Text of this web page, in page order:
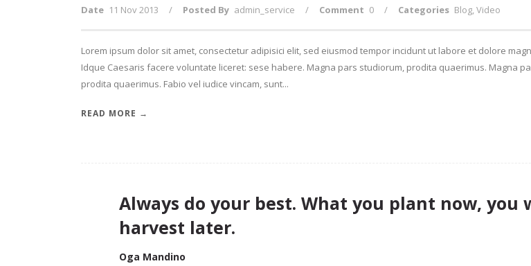
Date 11 Nov 2013 / Posted By admin_service / Comment 0 / Categories Blog,Video
Lorem ipsum dolor sit amet, consectetur adipisici elit, sed eiusmod tempor incidunt ut labore et dolore
Idque Caesaris facere voluntate liceret: sese habere. Magna pars studiorum, prodita quaerimus. Magna
prodita quaerimus. Fabio vel iudice vincam, sunt...
READ MORE →
Always do your best. What you plant now, you
harvest later.
Oga Mandino